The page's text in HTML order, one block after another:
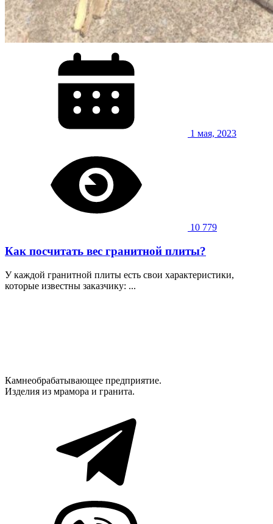
1 мая, 2023
10 779
Как посчитать вес гранитной плиты?
У каждой гранитной плиты есть свои характеристики,
которые известны заказчику: ...
Камнеобрабатывающее предприятие.
Изделия из мрамора и гранита.